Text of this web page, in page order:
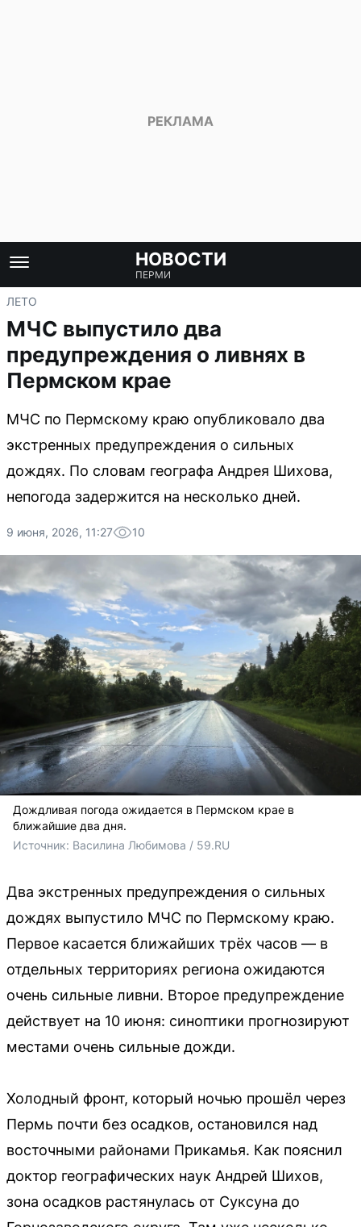
НОВОСТИ
ПЕРМИ
ЛЕТО
МЧС выпустило два
предупреждения о ливнях в
Пермском крае
МЧС по Пермскому краю опубликовало два
экстренных предупреждения о сильных
дождях. По словам географа Андрея Шихова,
непогода задержится на несколько дней.
9 июня, 2026, 11:27 10
Дождливая погода ожидается в Пермском крае в
ближайшие два дня.
Источник: Василина Любимова / 59.RU
Два экстренных предупреждения о сильных
дождях выпустило МЧС по Пермскому краю.
Первое касается ближайших трёх часов — в
отдельных территориях региона ожидаются
очень сильные ливни. Второе предупреждение
действует на 10 июня: синоптики прогнозируют
местами очень сильные дожди.
Холодный фронт, который ночью прошёл через
Пермь почти без осадков, остановился над
восточными районами Прикамья. Как пояснил
доктор географических наук Андрей Шихов,
зона осадков растянулась от Суксуна до